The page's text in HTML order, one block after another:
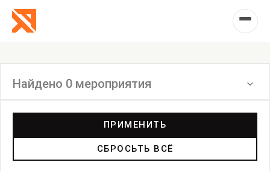
Найдено 0 мероприятия
ПРИМЕНИТЬ
СБРОСЬТЬ ВСЁ